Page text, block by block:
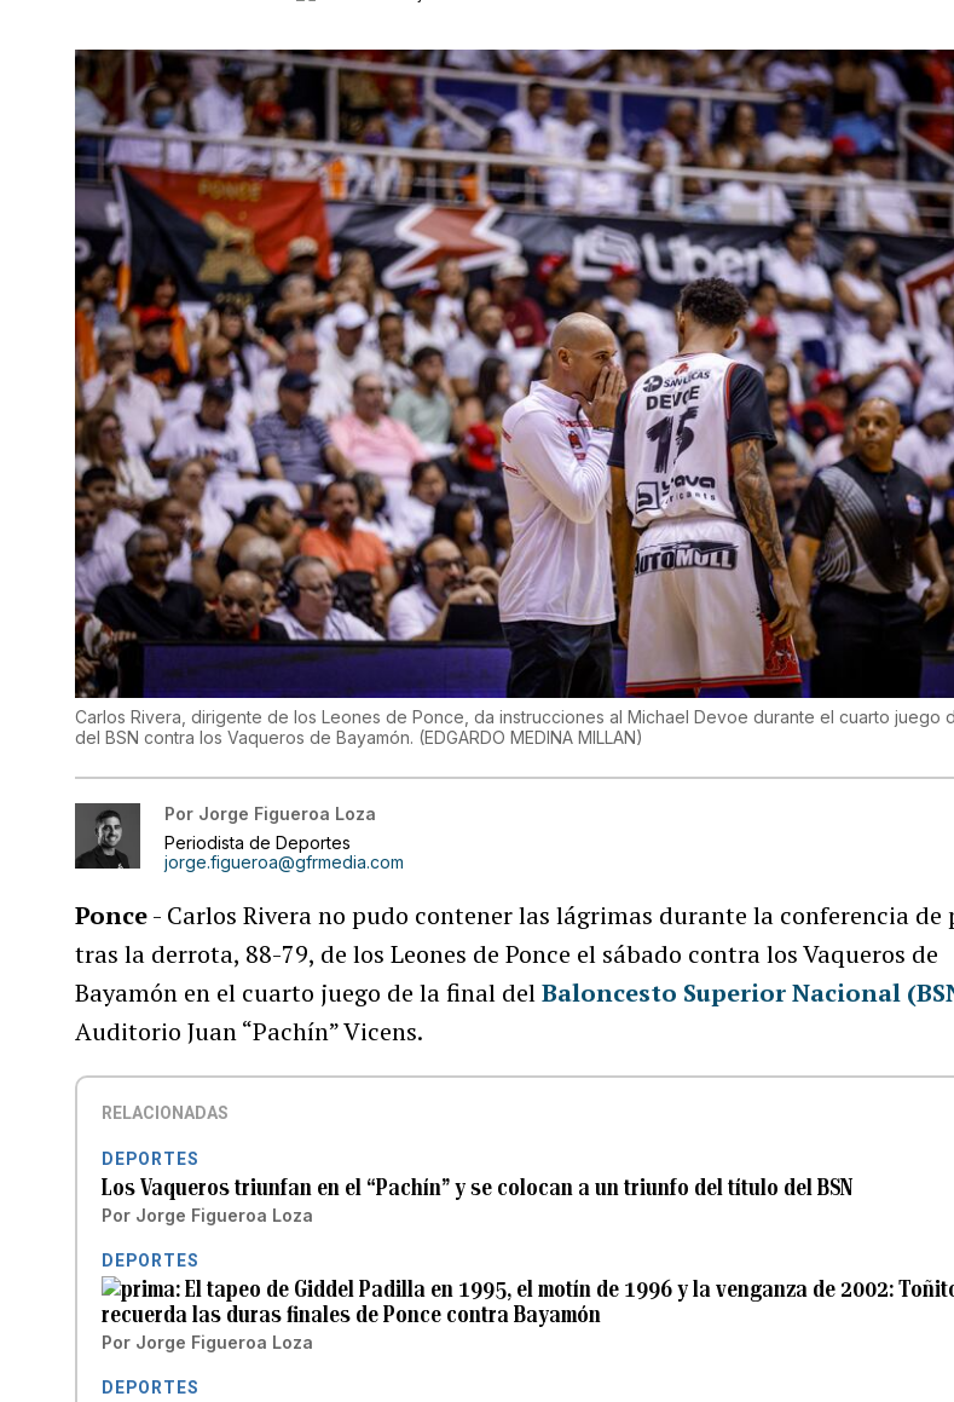
Carlos Rivera, dirigente de los Leones de Ponce, da instrucciones al Michael Devoe durante el cuarto juego
del BSN contra los Vaqueros de Bayamón. (EDGARDO MEDINA MILLAN)
Por Jorge Figueroa Loza
Periodista de Deportes
jorge.figueroa@gfrmedia.com
Ponce- Carlos Rivera no pudo contener las lágrimas durante la conferencia de
tras la derrota, 88-79, de los Leones de Ponce el sábado contra los Vaqueros de
Bayamón en el cuarto juego de la final delBaloncesto Superior Nacional
Auditorio Juan “Pachín” Vicens.
RELACIONADAS
DEPORTES
Los Vaqueros triunfan en el “Pachín” y se colocan a un triunfo del título del BSN
Por Jorge Figueroa Loza
DEPORTES
El tapeo de Giddel Padilla en 1995, el motín de 1996 y la venganza de 2002:
recuerda las duras finales de Ponce contra Bayamón
Por Jorge Figueroa Loza
DEPORTES